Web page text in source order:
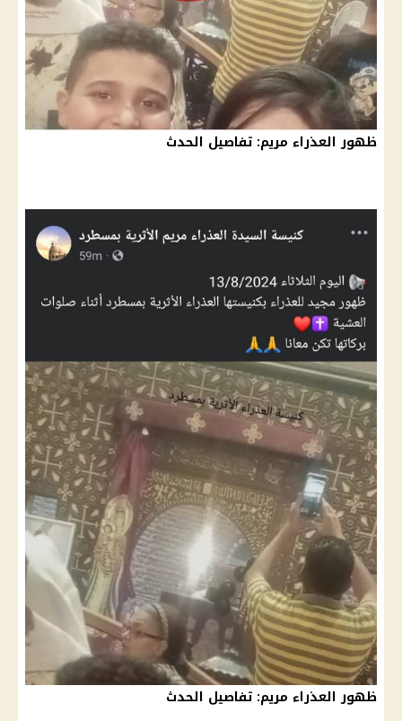
ظهور العذراء مريم: تفاصيل الحدث
ظهور العذراء مريم: تفاصيل الحدث